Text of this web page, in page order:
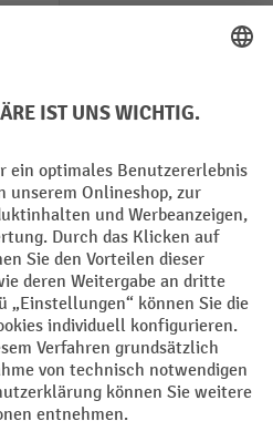
Settings
zzgl.Versandkostenund ggf.
anders angegeben.
reicht. Der Rabatt gilt nicht auf